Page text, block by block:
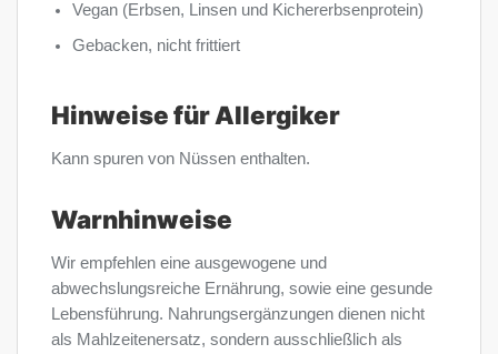
Vegan (Erbsen, Linsen und Kichererbsenprotein)
Gebacken, nicht frittiert
Hinweise für Allergiker
Kann spuren von Nüssen enthalten.
Warnhinweise
Wir empfehlen eine ausgewogene und
abwechslungsreiche Ernährung, sowie eine gesunde
Lebensführung. Nahrungsergänzungen dienen nicht
als Mahlzeitenersatz, sondern ausschließlich als